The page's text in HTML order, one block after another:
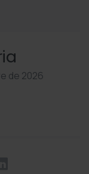
de 2026